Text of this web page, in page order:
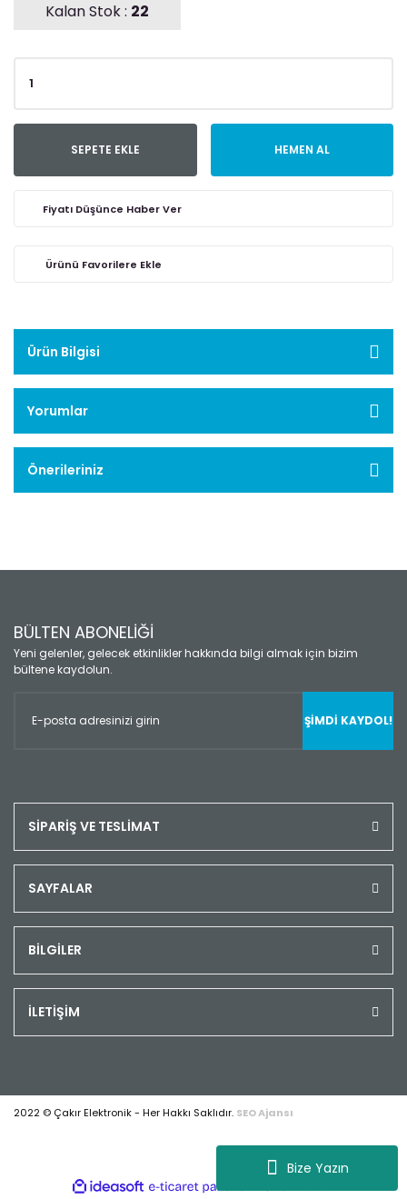
Bize Yazın
Kalan Stok : 22
SEPETE EKLE HEMEN AL
Fiyatı Düşünce Haber Ver
Ürün Bilgisi
Yorumlar
Önerileriniz
BÜLTEN ABONELİĞİ
Yeni gelenler, gelecek etkinlikler hakkında bilgi almak için bizim
bültene kaydolun.
ŞİMDİ KAYDOL!
SİPARİŞ VE TESLİMAT
SAYFALAR
BİLGİLER
İLETİŞİM
2022 © Çakır Elektronik - Her Hakkı Saklıdır. SEO Ajansı
ideasoft